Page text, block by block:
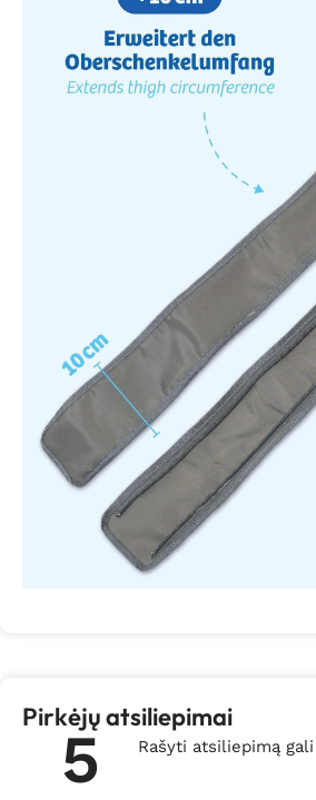
Pirkėjų atsiliepimai
5 Rašyti atsiliepimą